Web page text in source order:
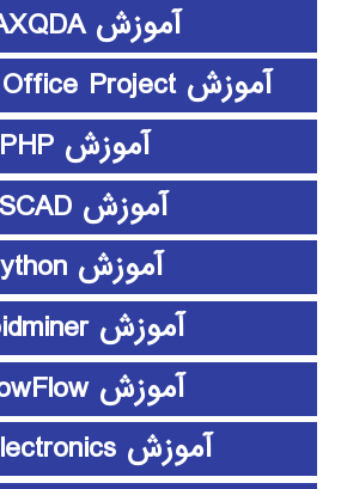
آموزش MAXQDA
آموزش Microsoft Office Project
آموزش PHP
آموزش PSCAD
آموزش python
آموزش rapidminer
آموزش ShowFlow
آموزش SimElectronics